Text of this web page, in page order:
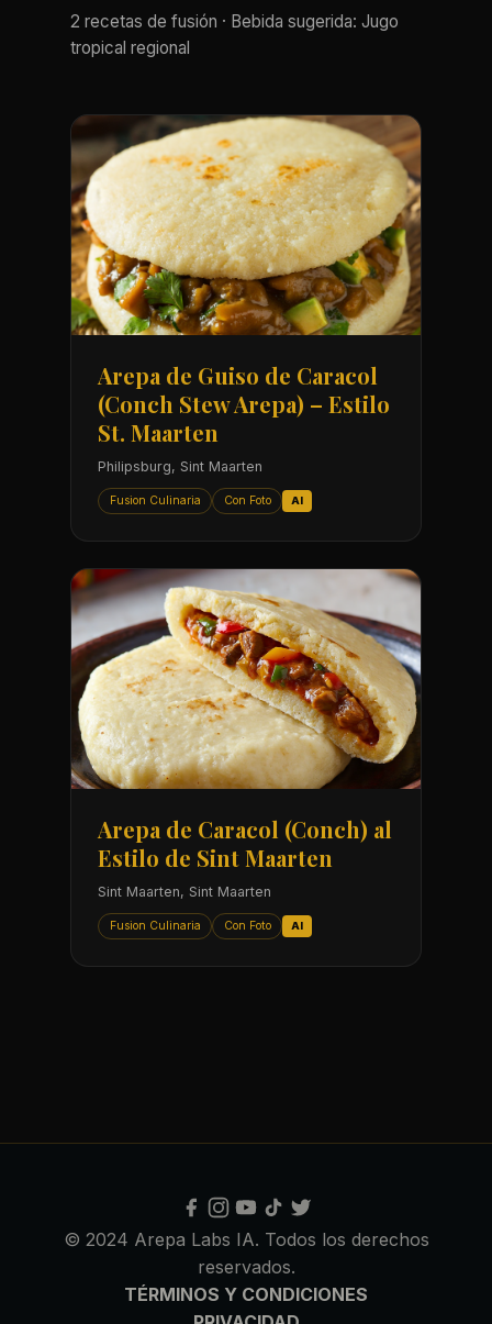
2 recetas de fusión · Bebida sugerida: Jugo
tropical regional
Arepa de Guiso de Caracol
(Conch Stew Arepa) – Estilo
St. Maarten
Philipsburg, Sint Maarten
Fusion Culinaria Con Foto AI
Arepa de Caracol (Conch) al
Estilo de Sint Maarten
Sint Maarten, Sint Maarten
Fusion Culinaria Con Foto AI
© 2024 Arepa Labs IA. Todos los derechos
reservados.
TÉRMINOS Y CONDICIONES